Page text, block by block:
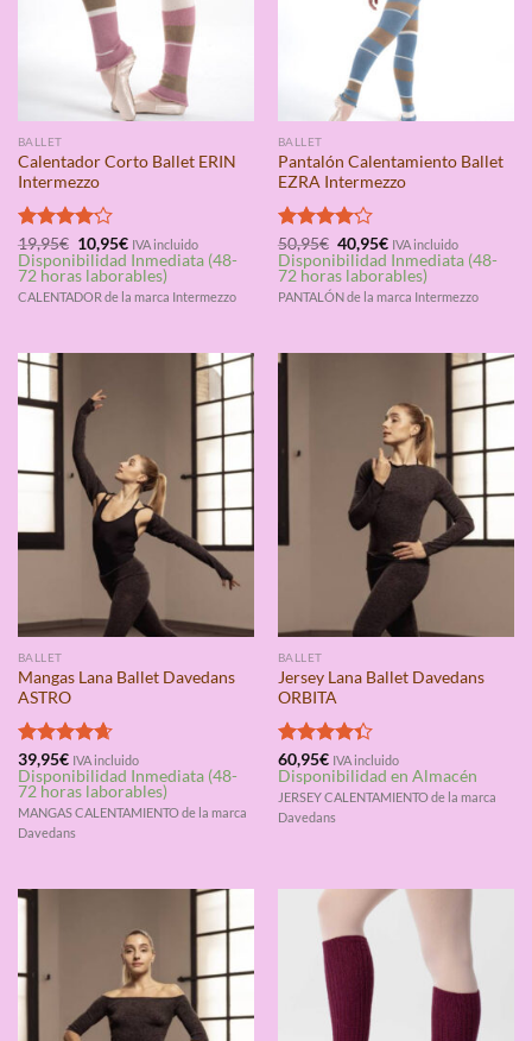
BALLET
Calentador Corto Ballet ERIN
Intermezzo
Valorado
con4.17
de 5
19,95€ El
precio
original
era:
19,95€.
10,95€El
precio
actual
10,95€.
IVA incluido
Disponibilidad Inmediata (48-
72 horas laborables)
CALENTADOR de la marca Intermezzo
BALLET
Pantalón Calentamiento Ballet
EZRA Intermezzo
Valorado
con4.17
de 5
50,95€ El
precio
original
era:
50,95€.
40,95€El
precio
actual
40,95€.
IVA incluido
Disponibilidad Inmediata (48-
72 horas laborables)
PANTALÓN de la marca Intermezzo
BALLET
Mangas Lana Ballet Davedans
ASTRO
Valorado
con4.67
de 5
39,95€ IVA incluido
Disponibilidad Inmediata (48-
72 horas laborables)
MANGAS CALENTAMIENTO de la marca
Davedans
BALLET
Jersey Lana Ballet Davedans
ORBITA
Valorado
con4.33
de 5
60,95€ IVA incluido
Disponibilidad en Almacén
JERSEY CALENTAMIENTO de la marca
Davedans